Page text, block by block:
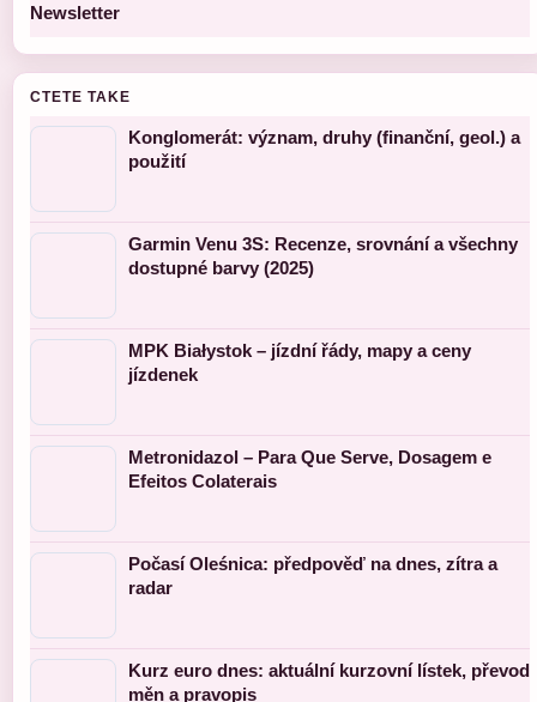
Newsletter
CTETE TAKE
Konglomerát: význаm, druhy (finanční, geol.) a
použití
Garmin Venu 3S: Recenze, srovnání a všechny
dostupné barvy (2025)
MPK Białystok – jízdní řády, mapy a ceny
jízdenek
Metronidazol – Para Que Serve, Dosagem e
Efeitos Colaterais
Počasí Oleśnica: předpověď na dnes, zítra a
radar
Kurz euro dnes: aktuální kurzovní lístek, převod
měn a pravopis